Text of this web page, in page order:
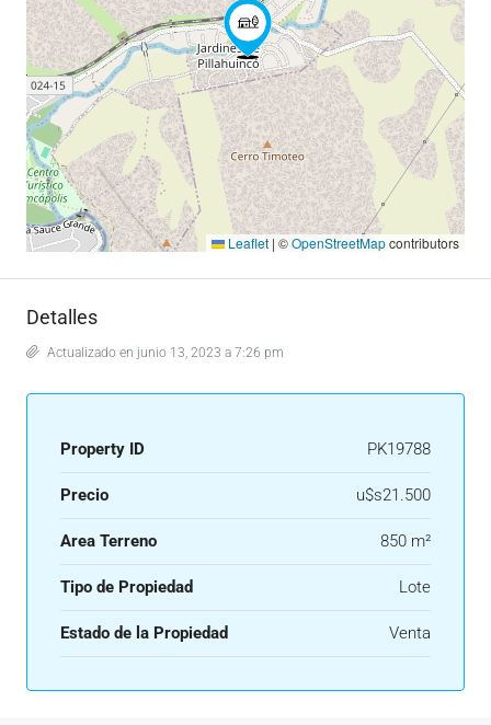
Leaflet | ©OpenStreetMapcontributors
Detalles
Actualizado en junio 13, 2023 a 7:26 pm
Property ID PK19788
Precio u$s21.500
Area Terreno 850 m²
Tipo de Propiedad Lote
Estado de la Propiedad Venta